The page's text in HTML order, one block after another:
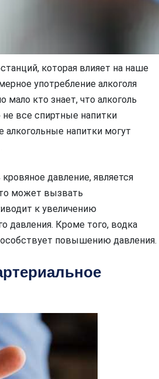
которая влияет на наше
употребление алкоголя
кто знает, что алкоголь
все спиртные напитки
напитки могут
давление, является
может вызвать
к увеличению
давления. Кроме того, водка
повышению давления.